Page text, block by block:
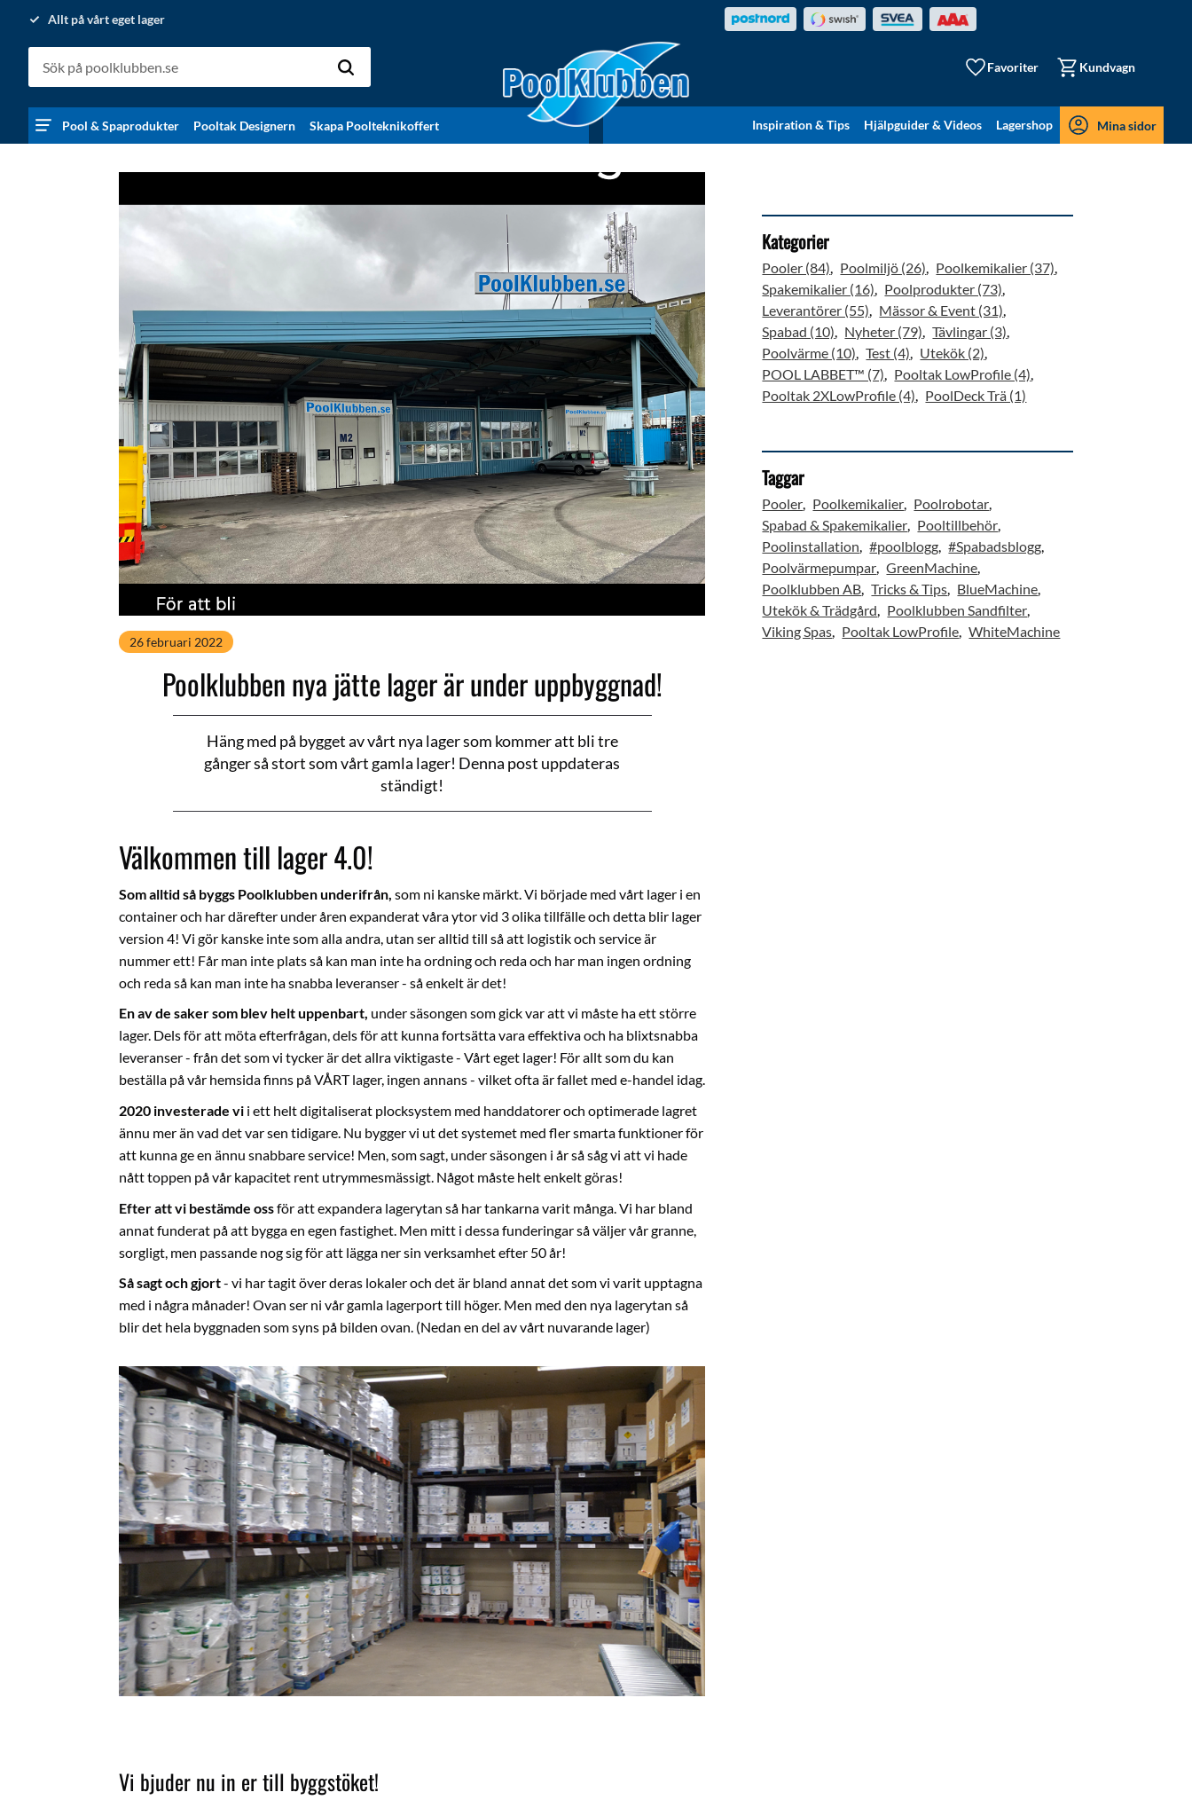
Allt på vårt eget lager
Favoriter Kundvagn
Pool & Spaprodukter Pooltak Designern Skapa Poolteknikoffert Inspiration & Tips Hjälpguider & Videos Lagershop Mina sidor
26 februari 2022
Poolklubben nya jätte lager är under uppbyggnad!
Häng med på bygget av vårt nya lager som kommer att bli tre
gånger så stort som vårt gamla lager! Denna post uppdateras
ständigt!
Välkommen till lager 4.0!
Som alltid så byggs Poolklubben underifrån, som ni kanske märkt. Vi började med vårt lager i en
container och har därefter under åren expanderat våra ytor vid 3 olika tillfälle och detta blir lager
version 4! Vi gör kanske inte som alla andra, utan ser alltid till så att logistik och service är
nummer ett! Får man inte plats så kan man inte ha ordning och reda och har man ingen ordning
och reda så kan man inte ha snabba leveranser - så enkelt är det!
En av de saker som blev helt uppenbart, under säsongen som gick var att vi måste ha ett större
lager. Dels för att möta efterfrågan, dels för att kunna fortsätta vara effektiva och ha blixtsnabba
leveranser - från det som vi tycker är det allra viktigaste - Vårt eget lager! För allt som du kan
beställa på vår hemsida finns på VÅRT lager, ingen annans - vilket ofta är fallet med e-handel idag.
2020 investerade vi i ett helt digitaliserat plocksystem med handdatorer och optimerade lagret
ännu mer än vad det var sen tidigare. Nu bygger vi ut det systemet med fler smarta funktioner för
att kunna ge en ännu snabbare service! Men, som sagt, under säsongen i år så såg vi att vi hade
nått toppen på vår kapacitet rent utrymmesmässigt. Något måste helt enkelt göras!
Efter att vi bestämde ossför att expandera lagerytan så har tankarna varit många. Vi har bland
annat funderat på att bygga en egen fastighet. Men mitt i dessa funderingar så väljer vår granne,
sorgligt, men passande nog sig för att lägga ner sin verksamhet efter 50 år!
Så sagt och gjort- vi har tagit över deras lokaler och det är bland annat det som vi varit upptagna
med i några månader! Ovan ser ni vår gamla lagerport till höger. Men med den nya lagerytan så
blir det hela byggnaden som syns på bilden ovan. (Nedan en del av vårt nuvarande lager)
Vi bjuder nu in er till byggstöket!
Kategorier
Pooler (84) Poolmiljö (26)
Poolkemikalier (37)
Spakemikalier (16)
Poolprodukter (73)
Leverantörer (55)
Mässor & Event (31)
Spabad (10)
Nyheter (79)
Tävlingar (3)
Poolvärme (10)
Test (4)
Utekök (2)
POOL LABBET™ (7)
Pooltak LowProfile (4)
Pooltak 2XLowProfile (4)
PoolDeck Trä (1)
Taggar
Pooler Poolkemikalier
Poolrobotar
Spabad & Spakemikalier
Pooltillbehör
Poolinstallation
#poolblogg
#Spabadsblogg
Poolvärmepumpar
GreenMachine
Poolklubben AB
Tricks & Tips
BlueMachine
Utekök & Trädgård
Poolklubben Sandfilter
Viking Spas
Pooltak LowProfile WhiteMachine